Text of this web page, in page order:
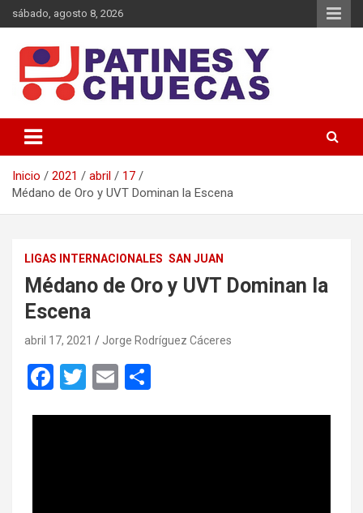
sábado, agosto 8, 2026
Patines y Chuecas
Inicio 2021 abril
17
Médano de Oro y UVT Dominan la Escena
LIGAS INTERNACIONALES SAN JUAN
Médano de Oro y UVT Dominan la
Escena
abril 17, 2021 Jorge Rodríguez Cáceres
F
T
E